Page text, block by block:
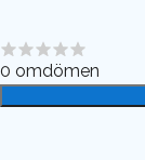
0 omdömen